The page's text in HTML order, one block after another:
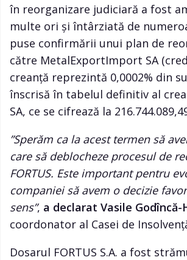
în reorganizare judiciară a fost
multe ori și întârziată de
puse confirmării unui plan de
către MetalExportImport SA
creanță reprezintă 0,0002% din
înscrisă în tabelul definitiv al
SA, ce se cifrează la
”Sperăm ca la acest termen să
care să deblocheze procesul de
FORTUS. Este important pentru
companiei să avem o decizie
sens”, a declarat Vasile Godîncă-
coordonator al Casei de
Dosarul FORTUS S.A. a fost